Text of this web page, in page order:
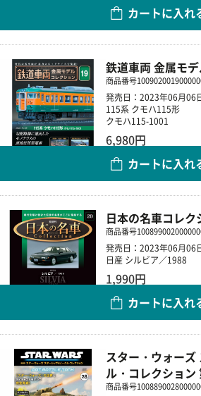
カートに入れ
鉄道車両 金属モ
商品番号
発売日：2023年06月06
115系 クモハ115形
クモハ115-1001
6,980円
カートに入れ
日本の名車コレ
商品番号
発売日：2023年06月06
日産 シルビア／1988
1,990円
カートに入れ
スター・ウォーズ
ル・コレクション
商品番号